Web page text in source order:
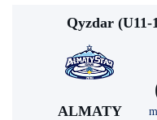
Qyzdar (U11-
ALMATY